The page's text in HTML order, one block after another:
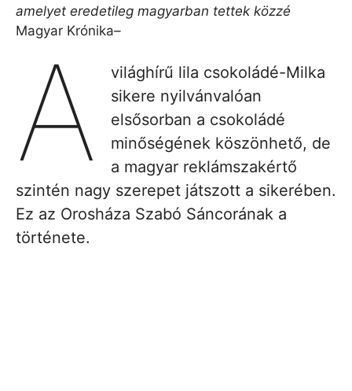
amelyet eredetileg magyarban tettek közzé
Magyar Krónika–
A
világhírű lila csokoládé-Milka
sikere nyilvánvalóan
elsősorban a csokoládé
minőségének köszönhető, de
a magyar reklámszakértő
szintén nagy szerepet játszott a sikerében.
Ez az Orosháza Szabó Sáncorának a
története.